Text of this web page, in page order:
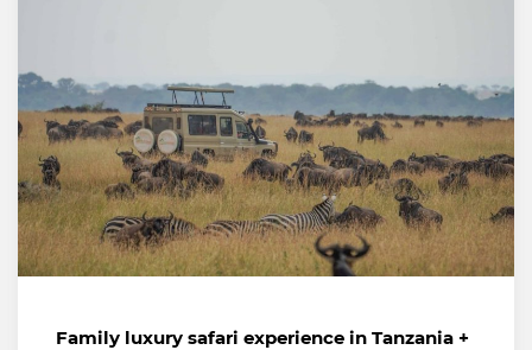
Family luxury safari experience in Tanzania +